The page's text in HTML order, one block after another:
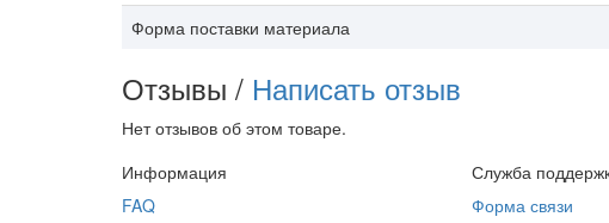
Форма поставки материала
Отзывы / Написать отзыв
Нет отзывов об этом товаре.
Информация
FAQ
Служба
Форма связи